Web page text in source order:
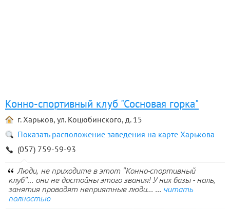
Конно-спортивный клуб "Сосновая горка"
г. Харьков, ул. Коцюбинского, д. 15
Показать расположение заведения на карте Харькова
(057) 759-59-93
Люди, не приходите в этот "Конно-спортивный
клуб"... они не достойны этого звания! У них базы - ноль,
занятия проводят неприятные люди... ... читать
полностью